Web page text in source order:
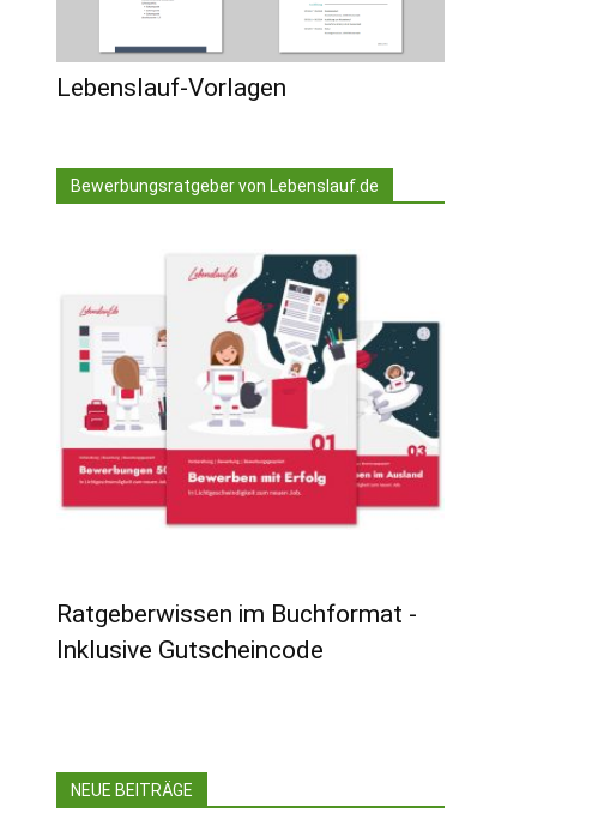
Lebenslauf-Vorlagen
Bewerbungsratgeber von Lebenslauf.de
Ratgeberwissen im Buchformat -
Inklusive Gutscheincode
NEUE BEITRÄGE